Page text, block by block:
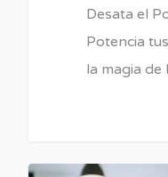
Desata el
Potencia
la magia